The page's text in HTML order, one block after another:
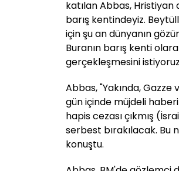
katılan Abbas, Hristiyan
barış kentindeyiz.
için şu an dünyanın
Buranın barış kenti
gerçekleşmesini
Abbas, "Yakında, Gazze
gün içinde müjdeli
hapis cezası çıkmış
serbest bırakılacak.
konuştu.